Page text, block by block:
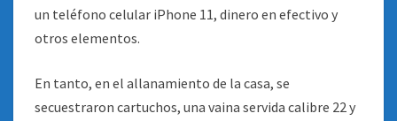
un teléfono celular iPhone 11, dinero en efectivo y
otros elementos.
En tanto, en el allanamiento de la casa, se
secuestraron cartuchos, una vaina servida calibre 22 y